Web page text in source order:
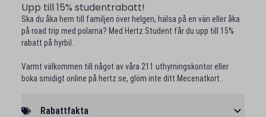
Upp till 15% studentrabatt!
Ska du åka hem till familjen över helgen, hälsa på en vän eller åka
på road trip med polarna? Med Hertz Student får du upp till 15%
rabatt på hyrbil.
Varmt välkommen till något av våra 211 uthyrningskontor eller
boka smidigt online på hertz.se, glöm inte ditt Mecenatkort..
Rabattfakta